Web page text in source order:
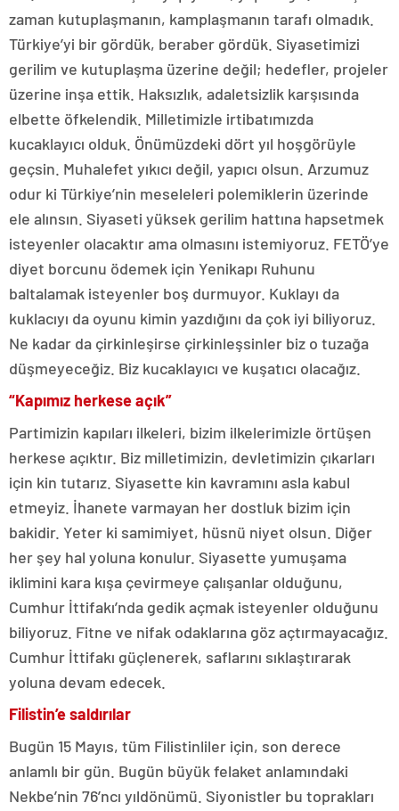
zaman kutuplaşmanın, kamplaşmanın tarafı olmadık.
Türkiye’yi bir gördük, beraber gördük. Siyasetimizi
gerilim ve kutuplaşma üzerine değil; hedefler, projeler
üzerine inşa ettik. Haksızlık, adaletsizlik karşısında
elbette öfkelendik. Milletimizle irtibatımızda
kucaklayıcı olduk. Önümüzdeki dört yıl hoşgörüyle
geçsin. Muhalefet yıkıcı değil, yapıcı olsun. Arzumuz
odur ki Türkiye’nin meseleleri polemiklerin üzerinde
ele alınsın. Siyaseti yüksek gerilim hattına hapsetmek
isteyenler olacaktır ama olmasını istemiyoruz. FETÖ’ye
diyet borcunu ödemek için Yenikapı Ruhunu
baltalamak isteyenler boş durmuyor. Kuklayı da
kuklacıyı da oyunu kimin yazdığını da çok iyi biliyoruz.
Ne kadar da çirkinleşirse çirkinleşsinler biz o tuzağa
düşmeyeceğiz. Biz kucaklayıcı ve kuşatıcı olacağız.
“Kapımız herkese açık”
Partimizin kapıları ilkeleri, bizim ilkelerimizle örtüşen
herkese açıktır. Biz milletimizin, devletimizin çıkarları
için kin tutarız. Siyasette kin kavramını asla kabul
etmeyiz. İhanete varmayan her dostluk bizim için
bakidir. Yeter ki samimiyet, hüsnü niyet olsun. Diğer
her şey hal yoluna konulur. Siyasette yumuşama
iklimini kara kışa çevirmeye çalışanlar olduğunu,
Cumhur İttifakı’nda gedik açmak isteyenler olduğunu
biliyoruz. Fitne ve nifak odaklarına göz açtırmayacağız.
Cumhur İttifakı güçlenerek, saflarını sıklaştırarak
yoluna devam edecek.
Filistin’e saldırılar
Bugün 15 Mayıs, tüm Filistinliler için, son derece
anlamlı bir gün. Bugün büyük felaket anlamındaki
Nekbe’nin 76’ncı yıldönümü. Siyonistler bu toprakları